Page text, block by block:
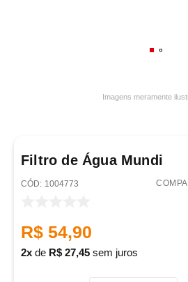
Imagens meramente
Filtro de Água Mundi
: 1004773
R$ 54,90
2 de R$ 27,45 sem juros